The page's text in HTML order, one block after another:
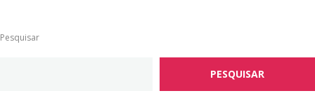
Pesquisar
PESQUISAR